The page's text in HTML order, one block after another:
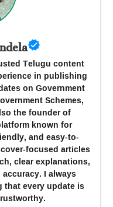
Telugu content
in publishing
on Government
Schemes,
the founder of
known for
and easy-to-
focused articles
clear explanations,
I always
that every update is